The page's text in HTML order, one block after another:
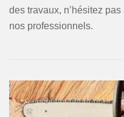
des travaux, n’hésitez
nos professionnels.